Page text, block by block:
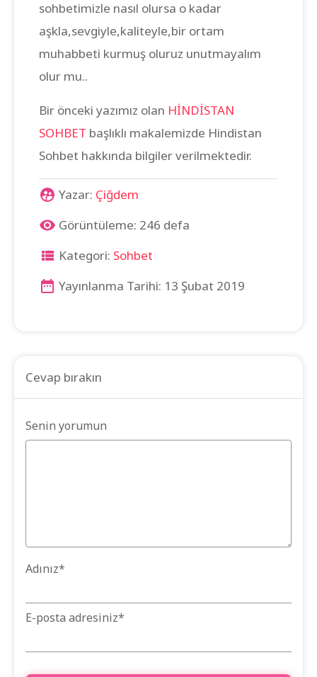
sohbetimizle nasıl olursa o kadar
aşkla,sevgiyle,kaliteyle,bir ortam
muhabbeti kurmuş oluruz unutmayalım
olur mu..
Bir önceki yazımız olan HİNDİSTAN
SOHBET başlıklı makalemizde Hindistan
Sohbet hakkında bilgiler verilmektedir.
Yazar: Çiğdem
Görüntüleme: 246 defa
Kategori: Sohbet
Yayınlanma Tarihi: 13 Şubat 2019
Cevap bırakın
Senin yorumun
Adınız*
E-posta adresiniz*